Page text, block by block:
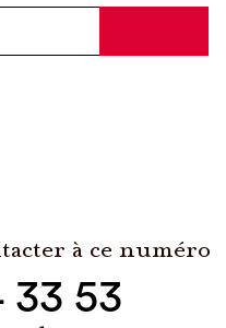
à ce numéro
33 53